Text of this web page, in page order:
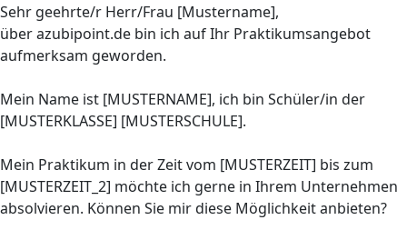
Sehr geehrte/r Herr/Frau [Mustername],
über azubipoint.de bin ich auf Ihr Praktikumsangebot
aufmerksam geworden.
Mein Name ist [MUSTERNAME], ich bin Schüler/in der
[MUSTERKLASSE] [MUSTERSCHULE].
Mein Praktikum in der Zeit vom [MUSTERZEIT] bis zum
[MUSTERZEIT_2] möchte ich gerne in Ihrem Unternehmen
absolvieren. Können Sie mir diese Möglichkeit anbieten?